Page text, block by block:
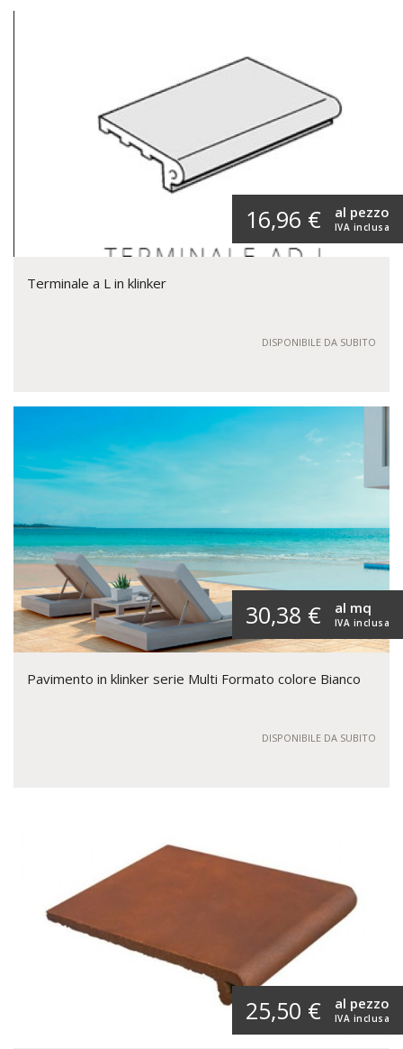
16,96 € IVA inclusa
al pezzo
Terminale a L in klinker
DISPONIBILE DA SUBITO
30,38 € IVA inclusa
al mq
Pavimento in klinker serie Multi Formato colore Bianco
DISPONIBILE DA SUBITO
25,50 € IVA inclusa
al pezzo